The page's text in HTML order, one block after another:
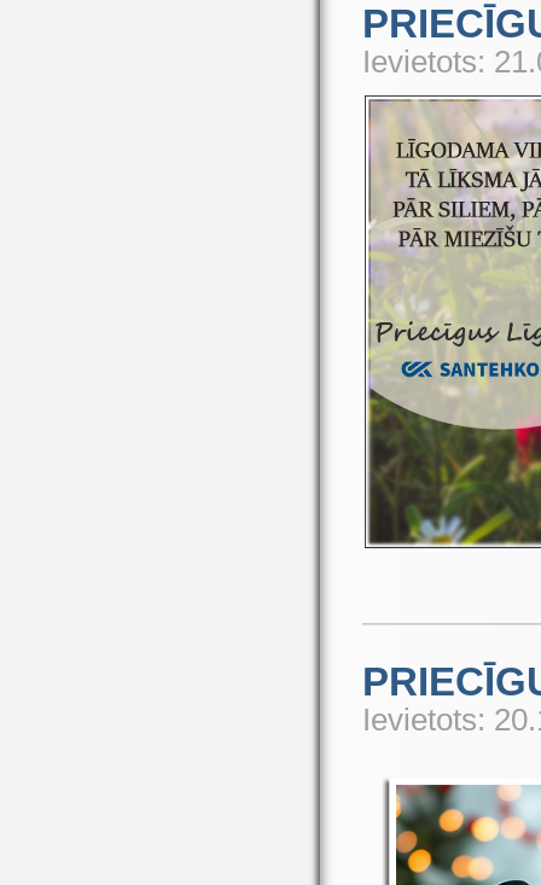
Ievietots:
Ievietots: